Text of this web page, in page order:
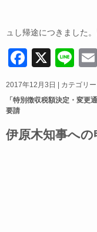
ュし帰途につきました
F
a
c
b
X
Li
n
e
2017年12月3日 カテゴリ
「特別徴収税額決定・変更
要請
伊原木知事への